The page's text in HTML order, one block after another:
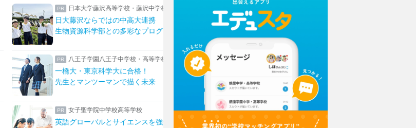
上野学園中学校・高等学校
ハープやフルート！ひとり一つの楽器
上野ならではのフィールドワーク
東京家政大学附属女子中学校高等学校
新校長に就任！未来の展望について取材
瀧野川女子学園中学高等学校
生成AIを“アシスタント”に
理想を形にデザインと機能性をアップ
生徒たちに託された夏服リニューアル
城西大学附属城西中学・高等学校
1分1秒を無駄にしない！
城西生「文武両道の時間活用術」
安田学園中学校・高等学校
一橋大・東京科学大に合格！